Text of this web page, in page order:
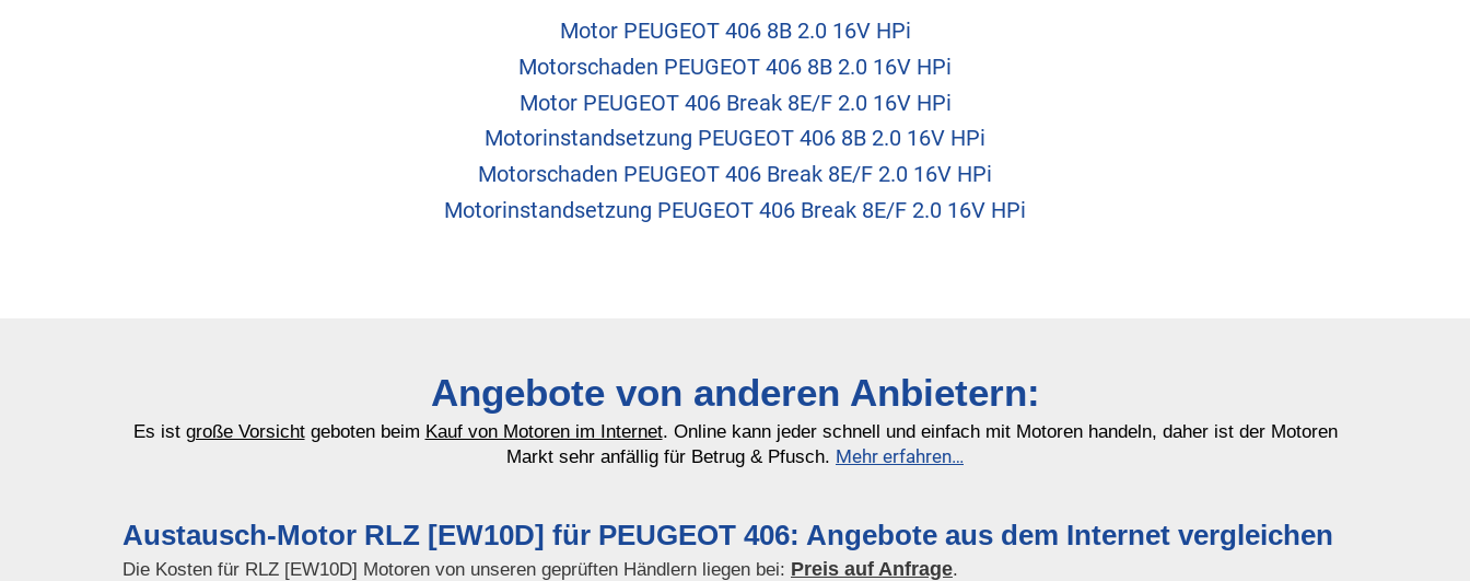
Motor PEUGEOT 406 8B 2.0 16V HPi
Motorschaden PEUGEOT 406 8B 2.0 16V HPi
Motor PEUGEOT 406 Break 8E/F 2.0 16V HPi
Motorinstandsetzung PEUGEOT 406 8B 2.0 16V HPi
Motorschaden PEUGEOT 406 Break 8E/F 2.0 16V HPi
Motorinstandsetzung PEUGEOT 406 Break 8E/F 2.0 16V HPi
Angebote von anderen Anbietern:
Es ist große Vorsichtgeboten beim Kauf von Motoren im Internet. Online kann jeder schnell und einfach mit Motoren handeln, daher ist der Motoren
Markt sehr anfällig für Betrug & Pfusch. Mehr erfahren…
Austausch-Motor RLZ [EW10D] für PEUGEOT 406: Angebote aus dem Internet vergleichen
Die Kosten für RLZ [EW10D] Motoren von unseren geprüften Händlern liegen bei: Preis auf Anfrage.